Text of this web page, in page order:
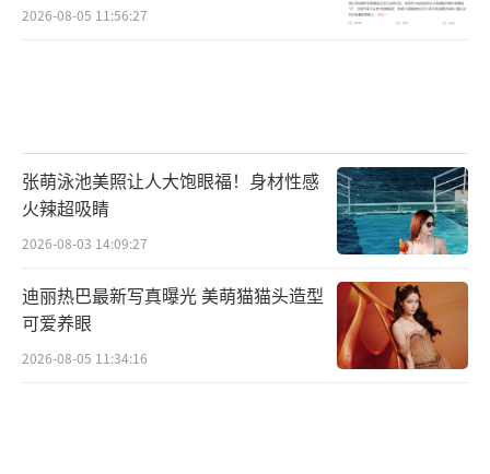
2026-08-05 11:56:27
张萌泳池美照让人大饱眼福！身材性感
火辣超吸睛
2026-08-03 14:09:27
迪丽热巴最新写真曝光 美萌猫猫头造型
可爱养眼
2026-08-05 11:34:16